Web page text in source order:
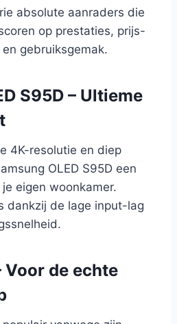
absolute aanraders die
op prestaties, prijs-
gebruiksgemak.
S95D – Ultieme
4K-resolutie en diep
OLED S95D een
eigen woonkamer.
dankzij de lage input-lag
Voor de echte